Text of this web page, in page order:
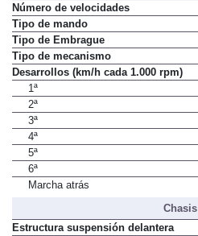
Número de velocidades
Tipo de mando
Tipo de Embrague
Tipo de mecanismo
Desarrollos (km/h cada 1.000 rpm)
1ª
2ª
3ª
4ª
5ª
6ª
Marcha atrás
Chasis
Estructura suspensión delantera